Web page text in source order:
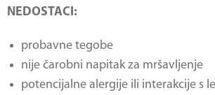
NEDOSTACI:
probavne tegobe
nije čarobni napitak za mršavljenje
potencijalne alergije ili interakcije s